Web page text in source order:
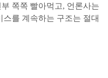
쪽쪽 빨아먹고, 언론사는
스를 계속하는 구조는 절대